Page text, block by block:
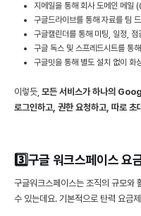
지메일을 통해 회사 도메인 메
구글드라이브를 통해 자료를 팀
구글캘린더를 통해 미팅, 일정,
구글 독스 및 스프레드시트를 통
구글밋을 통해 별도 설치 없이 화
이렇듯, 모든 서비스가 하나의
로그인하고, 권한 요청하고, 따로 초
3️⃣구글 워크스페이스 요
구글워크스페이스는 조직의 규모와
수 있는데요. 기본적으로 탄력 요금